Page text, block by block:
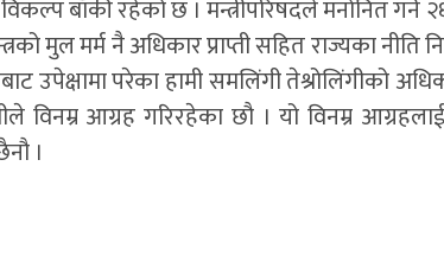
बाँकी रहेको छ । मन्त्रीपरिषदले मनोनित गर्ने
मुल मर्म नै अधिकार प्राप्ती सहित राज्यका
उपेक्षामा परेका हामी समलिंगी तेश्रोलिंगीको
विनम्र आग्रह गरिरहेका छौ । यो विनम्र
।